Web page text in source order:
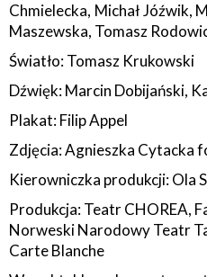
Chmielecka, Michał Jóźwik,
Maszewska, Tomasz
Światło: Tomasz Krukowski
Dźwięk: Marcin Dobijański,
Plakat: Filip Appel
Zdjęcia: Agnieszka Cytacka
Kierowniczka produkcji: Ola
Produkcja: Teatr CHOREA,
Norweski Narodowy Teatr
Carte Blanche